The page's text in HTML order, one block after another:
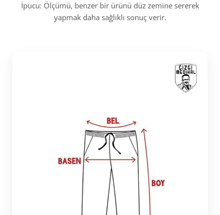
İpucu: Ölçümü, benzer bir ürünü düz zemine sererek
yapmak daha sağlıklı sonuç verir.